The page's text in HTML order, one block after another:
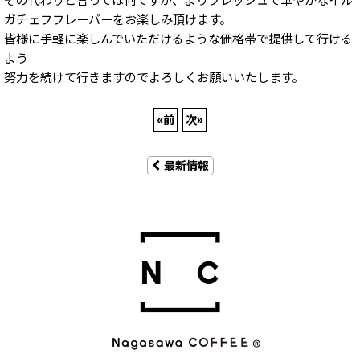
ガチェフフレーバーをお楽しみ頂けます。
皆様に手軽に楽しんでいただけるような価格帯で提供して行ける
よう
努力を続けて行きますのでよろしくお願いいたします。
«前 次»
最新情報